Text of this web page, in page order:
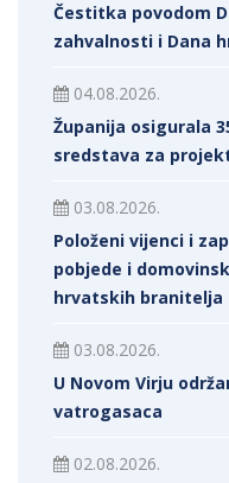
Čestitka povodom
zahvalnosti i Dana
04.08.2026.
Županija osigurala
sredstava za
03.08.2026.
Položeni vijenci i
pobjede i
hrvatskih branitelja
03.08.2026.
U Novom Virju
vatrogasaca
02.08.2026.